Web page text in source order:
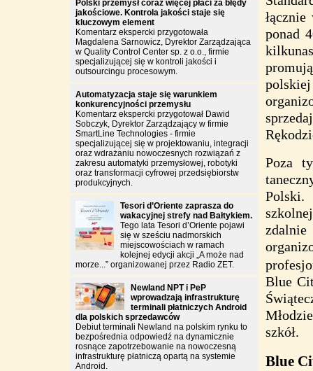
ponad
Poza
Blue
szkół.
Blue
Polski przemysł coraz więcej płaci za błędy
jakościowe. Kontrola jakości staje się
kluczowym element
Komentarz ekspercki przygotowała
Magdalena Sarnowicz, Dyrektor Zarządzająca
w Quality Control Center sp. z o.o., firmie
specjalizującej się w kontroli jakości i
outsourcingu procesowym.
Automatyzacja staje się warunkiem
konkurencyjności przemysłu
Komentarz ekspercki przygotował Dawid
Sobczyk, Dyrektor Zarządzający w firmie
SmartLine Technologies - firmie
specjalizującej się w projektowaniu, integracji
oraz wdrażaniu nowoczesnych rozwiązań z
zakresu automatyki przemysłowej, robotyki
oraz transformacji cyfrowej przedsiębiorstw
produkcyjnych.
Tesori d’Oriente zaprasza do
wakacyjnej strefy nad Bałtykiem.
Tego lata Tesori d’Oriente pojawi
się w sześciu nadmorskich
miejscowościach w ramach
kolejnej edycji akcji „A może nad
morze...” organizowanej przez Radio ZET.
Newland NPT i PeP
wprowadzają infrastrukturę
terminali płatniczych Android
dla polskich sprzedawców
Debiut terminali Newland na polskim rynku to
bezpośrednia odpowiedź na dynamicznie
rosnące zapotrzebowanie na nowoczesną
infrastrukturę płatniczą opartą na systemie
Android.